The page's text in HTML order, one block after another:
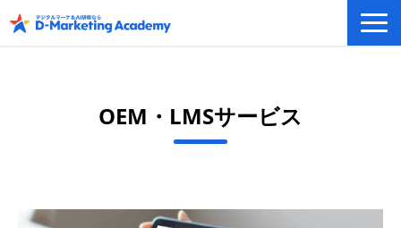
カリキュラム例/事例
無料プラン/キャンペーン/特集
OEM・LMSサービス